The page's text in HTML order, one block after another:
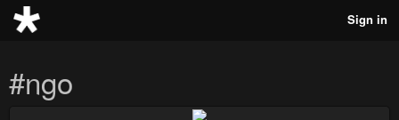
Sign in
#ngo